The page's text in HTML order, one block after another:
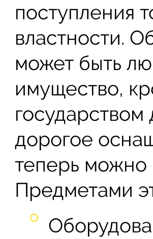
поступления
властности.
может быть
имущество,
дорогое
теперь можно
Предметами